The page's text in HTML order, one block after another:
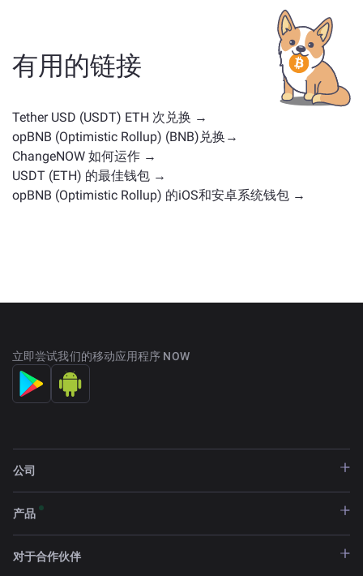
实用代币、治理币或其他类型。常见的替代方案包括具
有类似用途或市场定位的其他加密货币。请查看主交换
页面上所有可供兑换的资产。
有用的链接
Tether USD (USDT) ETH 次兑换 →
opBNB (Optimistic Rollup) (BNB)兑换→
ChangeNOW 如何运作 →
USDT (ETH) 的最佳钱包 →
opBNB (Optimistic Rollup) 的iOS和安卓系统钱包 →
立即尝试我们的移动应用程序 NOW
公司
产品
对于合作伙伴